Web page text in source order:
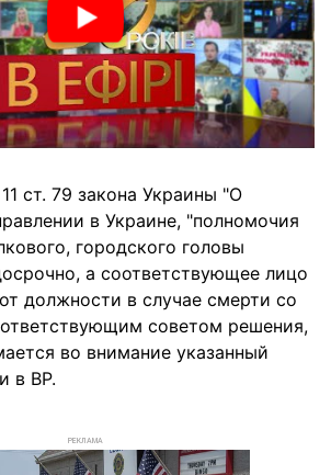
ст. 79 закона Украины "О
в Украине, "полномочия
городского головы
а соответствующее лицо
должности в случае смерти со
советом решения,
во внимание указанный
в ВР.
РЕКЛАМА